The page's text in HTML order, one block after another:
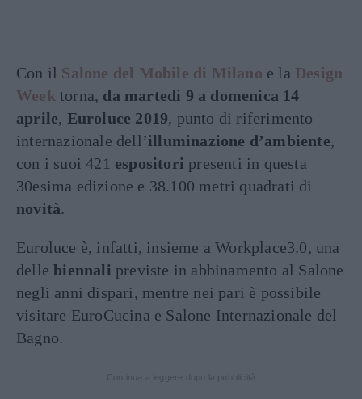
Con il Salone del Mobile di Milano e la Design
Week torna, da martedì 9 a domenica 14
aprile, Euroluce 2019, punto di riferimento
internazionale dell’illuminazione d’ambiente,
con i suoi 421 espositori presenti in questa
30esima edizione e 38.100 metri quadrati di
novità.
Euroluce è, infatti, insieme a Workplace3.0, una
dellebiennali previste in abbinamento al Salone
negli anni dispari, mentre nei pari è possibile
visitare EuroCucina e Salone Internazionale del
Bagno.